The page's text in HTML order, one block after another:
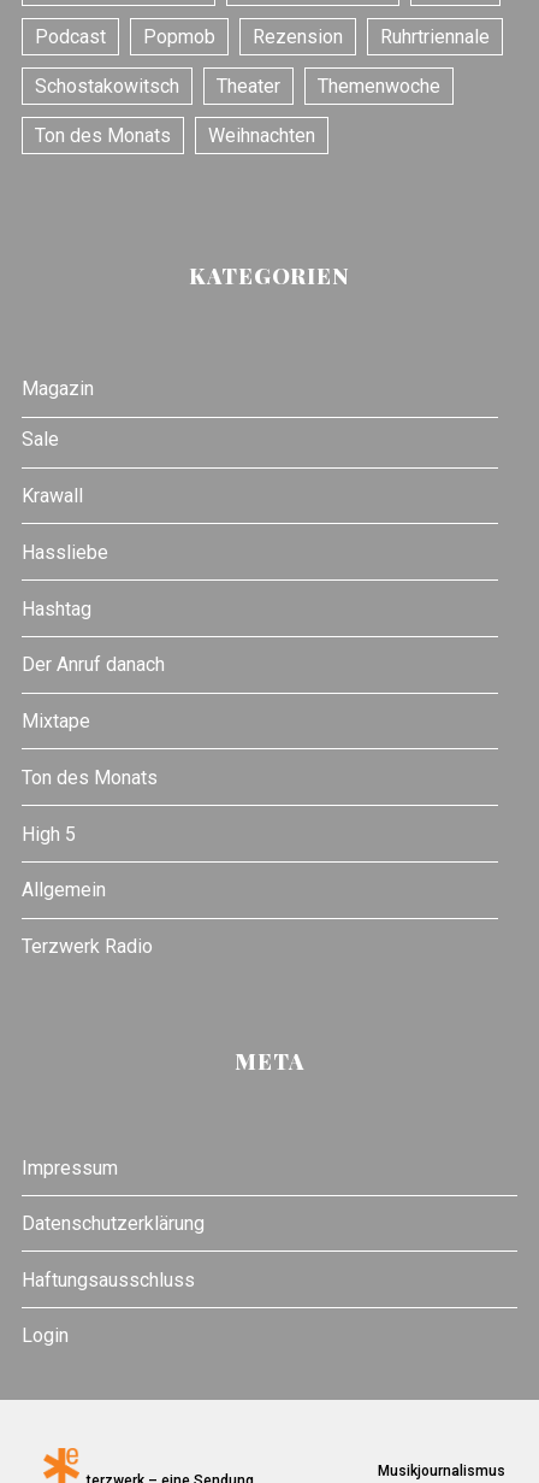
Podcast Popmob Rezension Ruhrtriennale
Schostakowitsch Theater Themenwoche
Ton des Monats Weihnachten
KATEGORIEN
Magazin
Sale
Krawall
Hassliebe
Hashtag
Der Anruf danach
Mixtape
Ton des Monats
High 5
Allgemein
Terzwerk Radio
META
Impressum
Datenschutzerklärung
Haftungsausschluss
Login
Musikjournalismus